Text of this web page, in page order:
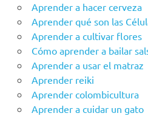
Aprender a hacer cerveza
Aprender qué son las
Aprender a cultivar flores
Cómo aprender a bailar
Aprender a usar el matraz
Aprender reiki
Aprender colombicultura
Aprender a cuidar un gato